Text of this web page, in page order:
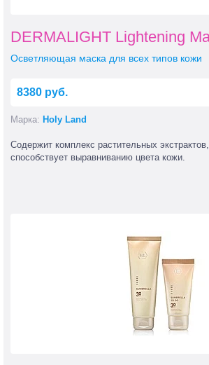
DERMALIGHT Lightening
Осветляющая маска для всех типов кожи
8380 руб.
Марка: Holy Land
Содержит комплекс растительных
способствует выравниванию цвета кожи.